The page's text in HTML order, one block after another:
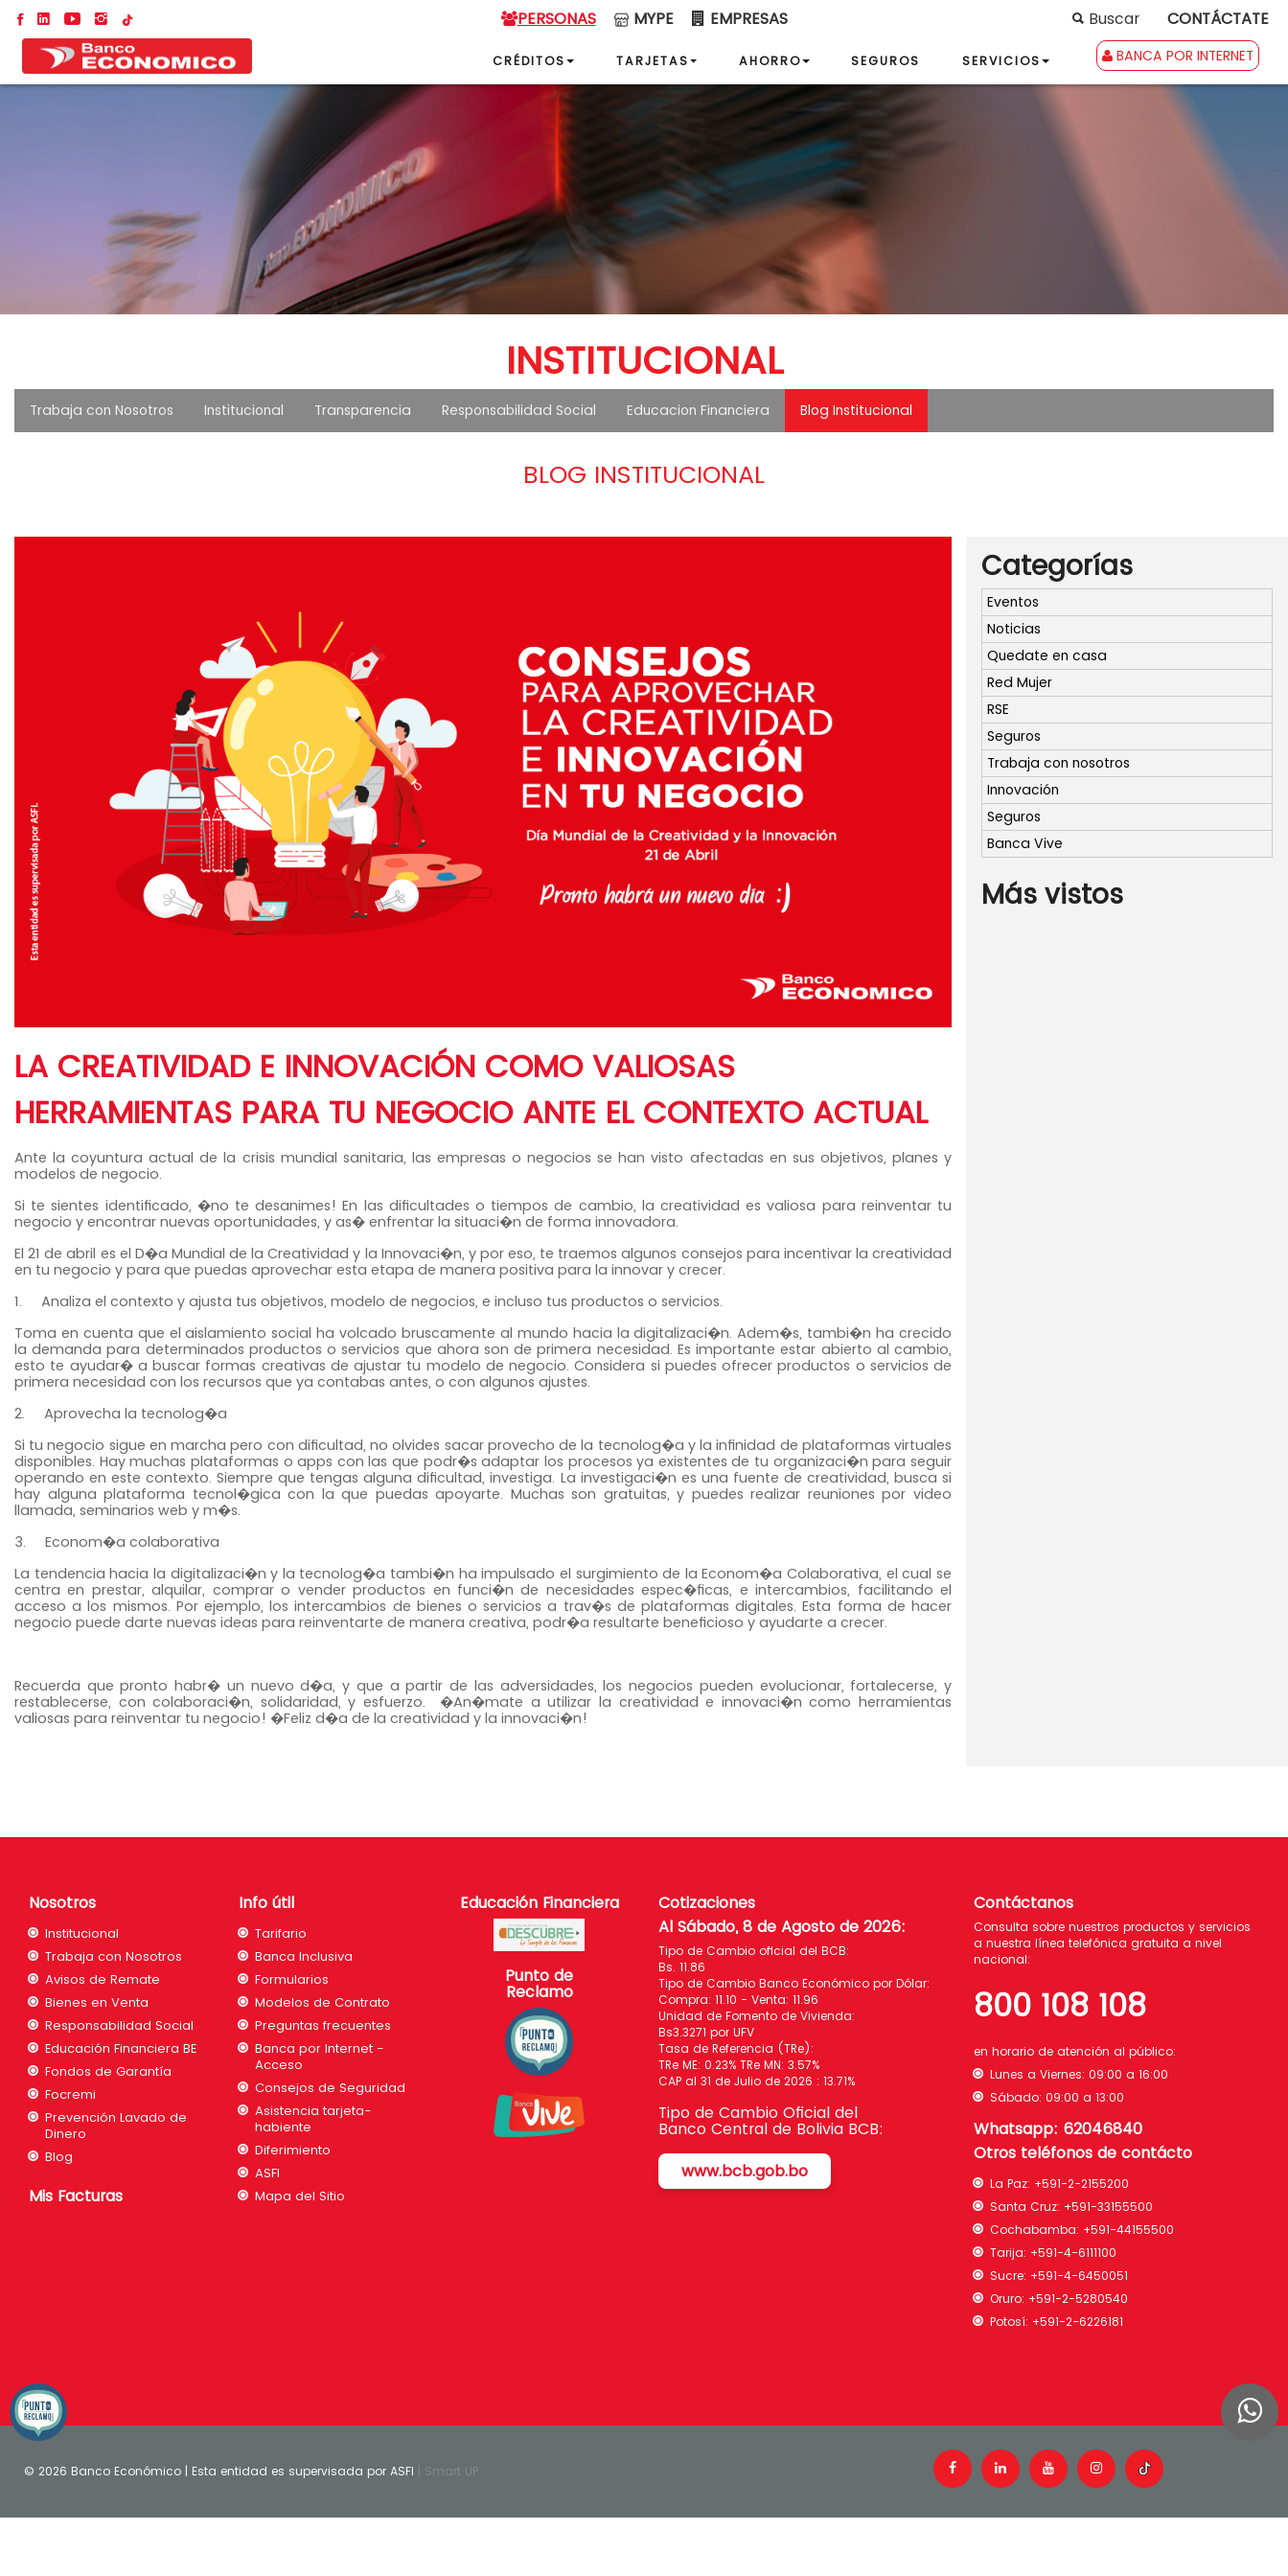
PERSONAS MYPE EMPRESAS Buscar CONTÁCTATE
CRÉDITOS TARJETAS AHORRO SEGUROS SERVICIOS BANCA POR INTERNET
INSTITUCIONAL
Trabaja con Nosotros Institucional Transparencia Responsabilidad Social Educacion Financiera Blog Institucional
BLOG INSTITUCIONAL
LA CREATIVIDAD E INNOVACIÓN COMO VALIOSAS
HERRAMIENTAS PARA TU NEGOCIO ANTE EL CONTEXTO ACTUAL
Ante la coyuntura actual de la crisis mundial sanitaria, las empresas o negocios se han visto afectadas en sus objetivos, planes y
modelos de negocio.
Si te sientes identificado, �no te desanimes! En las dificultades o tiempos de cambio, la creatividad es valiosa para reinventar tu
negocio y encontrar nuevas oportunidades, y as� enfrentar la situaci�n de forma innovadora.
El 21 de abril es el D�a Mundial de la Creatividad y la Innovaci�n, y por eso, te traemos algunos consejos para incentivar la creatividad
en tu negocio y para que puedas aprovechar esta etapa de manera positiva para la innovar y crecer.
1. Analiza el contexto y ajusta tus objetivos, modelo de negocios, e incluso tus productos o servicios.
Toma en cuenta que el aislamiento social ha volcado bruscamente al mundo hacia la digitalizaci�n. Adem�s, tambi�n ha crecido
la demanda para determinados productos o servicios que ahora son de primera necesidad. Es importante estar abierto al cambio,
esto te ayudar� a buscar formas creativas de ajustar tu modelo de negocio. Considera si puedes ofrecer productos o servicios de
primera necesidad con los recursos que ya contabas antes, o con algunos ajustes.
2. Aprovecha la tecnolog�a
Si tu negocio sigue en marcha pero con dificultad, no olvides sacar provecho de la tecnolog�a y la infinidad de plataformas virtuales
disponibles. Hay muchas plataformas o apps con las que podr�s adaptar los procesos ya existentes de tu organizaci�n para seguir
operando en este contexto. Siempre que tengas alguna dificultad, investiga. La investigaci�n es una fuente de creatividad, busca si
hay alguna plataforma tecnol�gica con la que puedas apoyarte. Muchas son gratuitas, y puedes realizar reuniones por video
llamada, seminarios web y m�s.
3. Econom�a colaborativa
La tendencia hacia la digitalizaci�n y la tecnolog�a tambi�n ha impulsado el surgimiento de la Econom�a Colaborativa, el cual se
centra en prestar, alquilar, comprar o vender productos en funci�n de necesidades espec�ficas, e intercambios, facilitando el
acceso a los mismos. Por ejemplo, los intercambios de bienes o servicios a trav�s de plataformas digitales. Esta forma de hacer
negocio puede darte nuevas ideas para reinventarte de manera creativa, podr�a resultarte beneficioso y ayudarte a crecer.
Recuerda que pronto habr� un nuevo d�a, y que a partir de las adversidades, los negocios pueden evolucionar, fortalecerse, y
restablecerse, con colaboraci�n, solidaridad, y esfuerzo. �An�mate a utilizar la creatividad e innovaci�n como herramientas
valiosas para reinventar tu negocio! �Feliz d�a de la creatividad y la innovaci�n!
Categorías
Eventos
Noticias
Quedate en casa
Red Mujer
RSE
Seguros
Trabaja con nosotros
Innovación
Seguros
Banca Vive
Más vistos
Nosotros
Institucional
Trabaja con Nosotros
Avisos de Remate
Bienes en Venta
Responsabilidad Social
Educación Financiera BE
Fondos de Garantía
Focremi
Prevención Lavado de
Dinero
Blog
Mis Facturas
Info útil
Tarifario
Banca Inclusiva
Formularios
Modelos de Contrato
Preguntas frecuentes
Banca por Internet -
Acceso
Consejos de Seguridad
Asistencia tarjeta-
habiente
Diferimiento
ASFI
Mapa del Sitio
Educación Financiera
Punto de
Reclamo
Cotizaciones
Al Sábado, 8 de Agosto de 2026:
Tipo de Cambio oficial del BCB:
Bs. 11.86
Tipo de Cambio Banco Económico por Dólar:
Compra: 11.10 - Venta: 11.96
Unidad de Fomento de Vivienda:
Bs3.3271 por UFV
Tasa de Referencia (TRe):
TRe ME: 0.23% TRe MN: 3.57%
CAP al 31 de Julio de 2026 : 13.71%
Tipo de Cambio Oficial del
Banco Central de Bolivia BCB:
www.bcb.gob.bo
Contáctanos
Consulta sobre nuestros productos y servicios
a nuestra línea telefónica gratuita a nivel
nacional:
800 108 108
en horario de atención al público:
Lunes a Viernes: 09:00 a 16:00
Sábado: 09:00 a 13:00
Whatsapp: 62046840
Otros teléfonos de contácto
La Paz: +591-2-2155200
Santa Cruz: +591-33155500
Cochabamba: +591-44155500
Tarija: +591-4-6111100
Sucre: +591-4-6450051
Oruro: +591-2-5280540
Potosí: +591-2-6226181
© 2026 Banco Económico | Esta entidad es supervisada por ASFI | Smart UP